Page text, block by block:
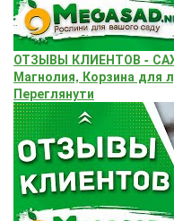
ОТЗЫВЫ КЛИЕНТОВ -
Магнолия, Корзина для
Переглянути